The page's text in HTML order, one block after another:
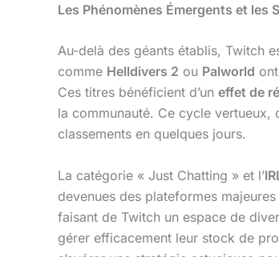
Les Phénomènes Émergents et les
Au-delà des géants établis, Twitch
comme Helldivers 2 ou Palworld
Ces titres bénéficient d’un effet de
la communauté. Ce cycle vertueux,
classements en quelques jours.
La catégorie « Just Chatting » et l’
devenues des plateformes
faisant de Twitch un espace de
gérer efficacement leur stock de